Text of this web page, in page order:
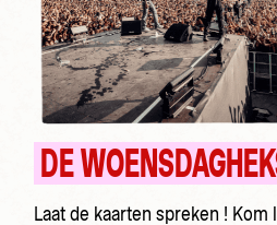
DE
Laat de kaarten spreken ! Kom